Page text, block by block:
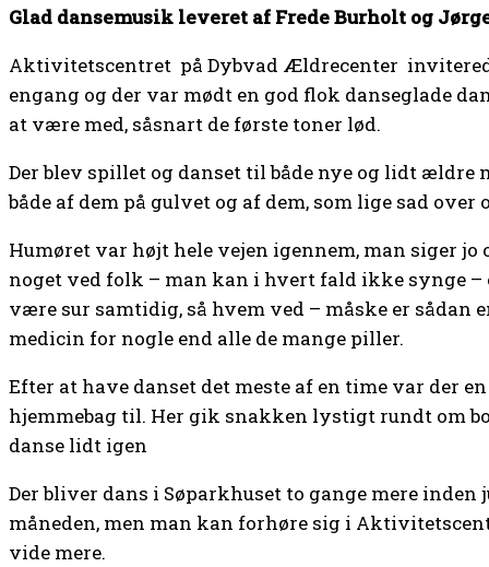
Glad dansemusik leveret af Frede Burholt og
Aktivitetscentret på Dybvad Ældrecenter
engang og der var mødt en god flok danseglade
at være med, såsnart de første toner lød.
Der blev spillet og danset til både nye og lidt ældre
både af dem på gulvet og af dem, som lige sad over
Humøret var højt hele vejen igennem, man siger jo
noget ved folk – man kan i hvert fald ikke synge –
være sur samtidig, så hvem ved – måske er sådan
medicin for nogle end alle de mange piller.
Efter at have danset det meste af en time var der
hjemmebag til. Her gik snakken lystigt rundt om
danse lidt igen
Der bliver dans i Søparkhuset to gange mere
måneden, men man kan forhøre sig i
vide mere.